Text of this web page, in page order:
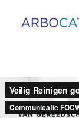
inhoud